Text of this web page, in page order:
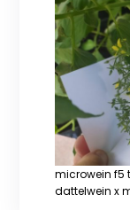
microwein f5
dattelwein x